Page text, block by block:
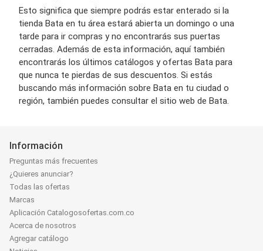
Esto significa que siempre podrás estar enterado si la
tienda Bata en tu área estará abierta un domingo o una
tarde para ir compras y no encontrarás sus puertas
cerradas. Además de esta información, aquí también
encontrarás los últimos catálogos y ofertas Bata para
que nunca te pierdas de sus descuentos. Si estás
buscando más información sobre Bata en tu ciudad o
región, también puedes consultar el sitio web de Bata.
Información
Preguntas más frecuentes
¿Quieres anunciar?
Todas las ofertas
Marcas
Aplicación Catalogosofertas.com.co
Acerca de nosotros
Agregar catálogo